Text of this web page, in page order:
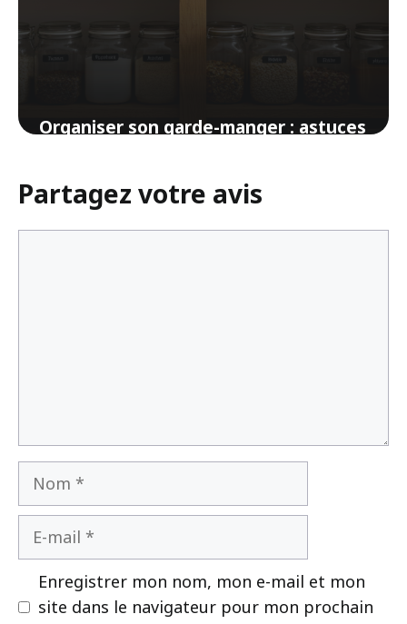
Organiser son garde-manger : astuces
27 mars 2026
Partagez votre avis
Nom
Enregistrer mon nom, mon e-mail et mon
site dans le navigateur pour mon prochain